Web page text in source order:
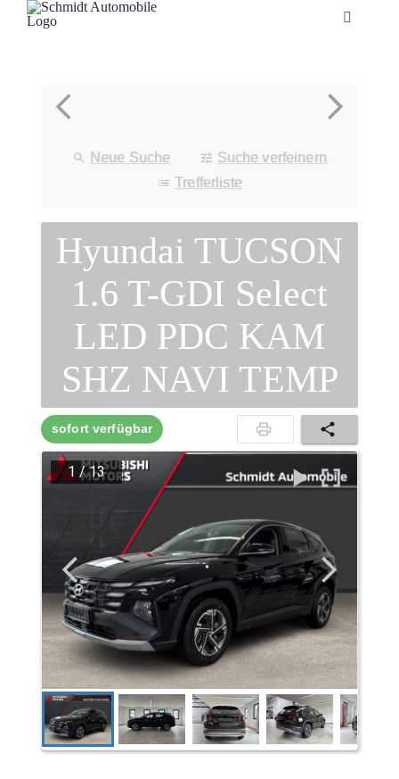
Toggle
Fahrzeuge
Neuheiten
Service
Neue Suche
Suche verfeinern
Trefferliste
Hyundai TUCSON
1.6 T-GDI Select
LED PDC KAM
SHZ NAVI TEMP
sofort verfügbar
1 /13